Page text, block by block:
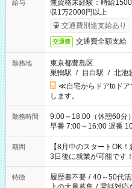
給与
無資格未経験：時給
収1万2000円以上
交通費別途支給あり
交通費 交通費全額支給
勤務地
東京都豊島区
巣鴨駅 / 目白駅 / 北池
≪自宅からドアtoド
します。
勤務時間
9:00～18:00（休憩60分） ■ご希望があれば下記シフトもOK！
早番 7:00～16:00 遅番
と休みを合わせたい」
「できれば残業はした
ね。 ※Wワーク希望の方へ 今ご覧のお仕事で希望する勤務時間
と、もう1つのお仕事の
合は応募できません。
期間
【8月中のスタートOK
3日後に就業が可能です！
特徴 履歴書不要 / 40～50代